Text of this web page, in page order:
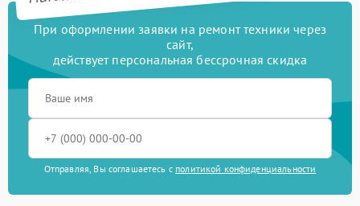
При оформлении заявки на ремонт техники через
сайт,
действует персональная бессрочная скидка
Отправляя, Вы соглашаетесь с политикой конфиденциальности